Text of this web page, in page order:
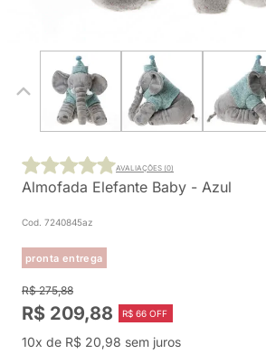
Almofada Elefante Baby - Azul
Cod. 7240845az
pronta entrega
AVALIAÇÕES (0)
R$ 275,88
R$ 209,88 R$ 66 OFF
10x de R$ 20,98 sem juros